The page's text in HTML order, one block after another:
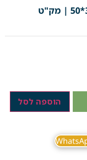
כיור מונח | שחור מט | 14.5*39.5*50 | מק"ט
הוספה לסל